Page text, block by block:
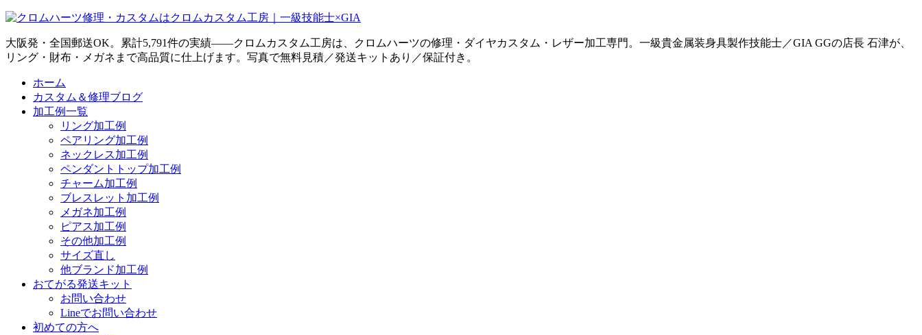
大阪発・全国郵送OK。累計5,791件の実績——クロムカスタム工房は、クロムハーツの修理・ダイヤカスタム・レザー加工専門。一級貴金属装身具製作技能士／GIA GGの店長 石津が、
リング・財布・メガネまで高品質に仕上げます。写真で無料見積／発送キットあり／保証付き。
ホーム
カスタム＆修理ブログ
加工例一覧
リング加工例
ペアリング加工例
ネックレス加工例
ペンダントトップ加工例
チャーム加工例
ブレスレット加工例
メガネ加工例
ピアス加工例
その他加工例
サイズ直し
他ブランド加工例
おてがる発送キット
お問い合わせ
Lineでお問い合わせ
初めての方へ